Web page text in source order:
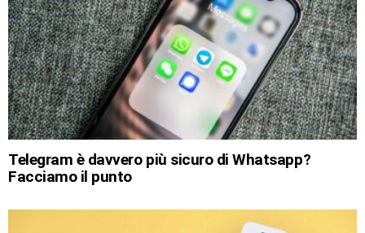
Telegram è davvero più sicuro di Whatsapp?
Facciamo il punto